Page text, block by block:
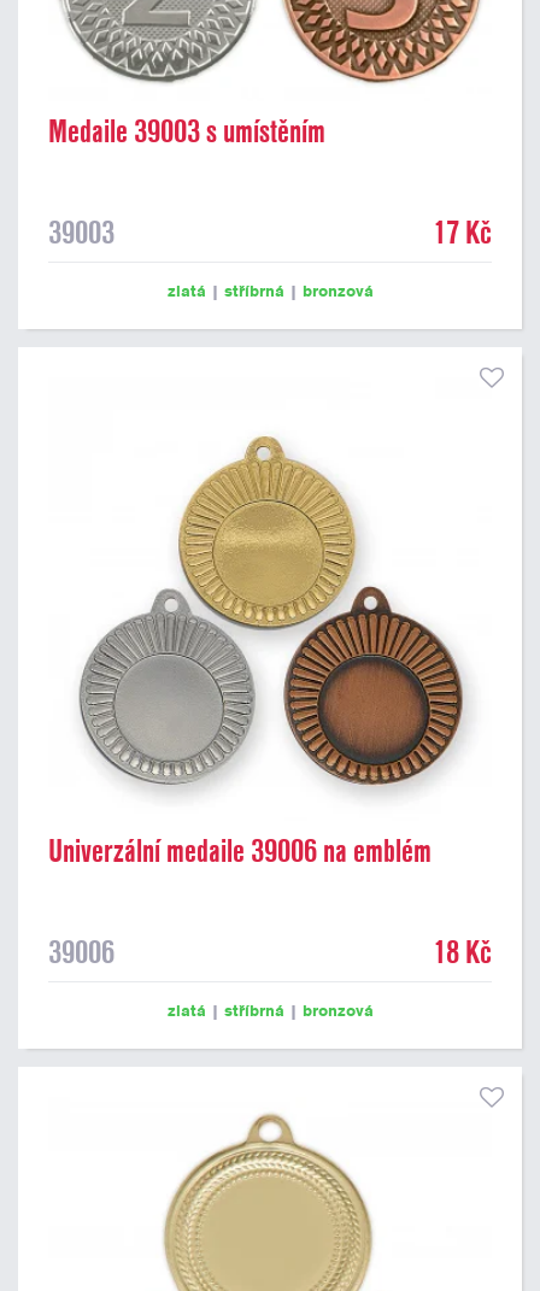
Medaile 39003 s umístěním
39003 17 Kč
zlatá | stříbrná | bronzová
Univerzální medaile 39006 na emblém
39006 18 Kč
zlatá | stříbrná | bronzová